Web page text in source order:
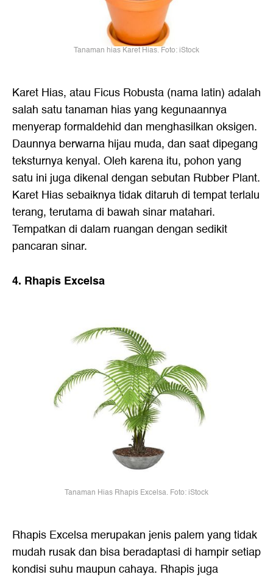
Tanaman hias Karet Hias. Foto: iStock
Karet Hias, atau Ficus Robusta (nama latin) adalah
salah satu tanaman hias yang kegunaannya
menyerap formaldehid dan menghasilkan oksigen.
Daunnya berwarna hijau muda, dan saat dipegang
teksturnya kenyal. Oleh karena itu, pohon yang
satu ini juga dikenal dengan sebutan Rubber Plant.
Karet Hias sebaiknya tidak ditaruh di tempat terlalu
terang, terutama di bawah sinar matahari.
Tempatkan di dalam ruangan dengan sedikit
pancaran sinar.
4. Rhapis Excelsa
Tanaman Hias Rhapis Excelsa. Foto: iStock
Rhapis Excelsa merupakan jenis palem yang tidak
mudah rusak dan bisa beradaptasi di hampir setiap
kondisi suhu maupun cahaya. Rhapis juga